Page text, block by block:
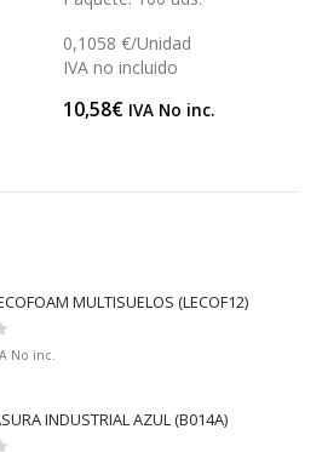
0,02438 €/Unidad
IVA no incluido
58,51€ IVA No inc.
MULTISUELOS (LECOF12)
No inc.
INDUSTRIAL AZUL (B014A)